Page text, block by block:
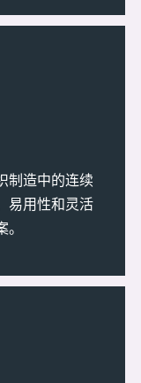
制造中的连续
易用性和灵活